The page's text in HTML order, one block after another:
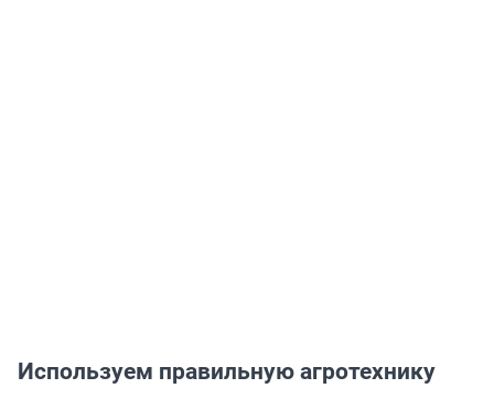
Используем правильную агротехнику